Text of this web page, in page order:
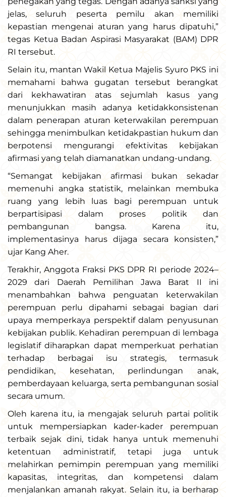
jelas, seluruh peserta pemilu akan memiliki
kepastian mengenai aturan yang harus dipatuhi,”
tegas Ketua Badan Aspirasi Masyarakat (BAM) DPR
RI tersebut.
Selain itu, mantan Wakil Ketua Majelis Syuro PKS ini
memahami bahwa gugatan tersebut berangkat
dari kekhawatiran atas sejumlah kasus yang
menunjukkan masih adanya ketidakkonsistenan
dalam penerapan aturan keterwakilan perempuan
sehingga menimbulkan ketidakpastian hukum dan
berpotensi mengurangi efektivitas kebijakan
afirmasi yang telah diamanatkan undang-undang.
“Semangat kebijakan afirmasi bukan sekadar
memenuhi angka statistik, melainkan membuka
ruang yang lebih luas bagi perempuan untuk
berpartisipasi dalam proses politik dan
pembangunan bangsa. Karena itu,
implementasinya harus dijaga secara konsisten,”
ujar Kang Aher.
Terakhir, Anggota Fraksi PKS DPR RI periode 2024–
2029 dari Daerah Pemilihan Jawa Barat II ini
menambahkan bahwa penguatan keterwakilan
perempuan perlu dipahami sebagai bagian dari
upaya memperkaya perspektif dalam penyusunan
kebijakan publik. Kehadiran perempuan di lembaga
legislatif diharapkan dapat memperkuat perhatian
terhadap berbagai isu strategis, termasuk
pendidikan, kesehatan, perlindungan anak,
pemberdayaan keluarga, serta pembangunan sosial
secara umum.
Oleh karena itu, ia mengajak seluruh partai politik
untuk mempersiapkan kader-kader perempuan
terbaik sejak dini, tidak hanya untuk memenuhi
ketentuan administratif, tetapi juga untuk
melahirkan pemimpin perempuan yang memiliki
kapasitas, integritas, dan kompetensi dalam
menjalankan amanah rakyat. Selain itu, ia berharap